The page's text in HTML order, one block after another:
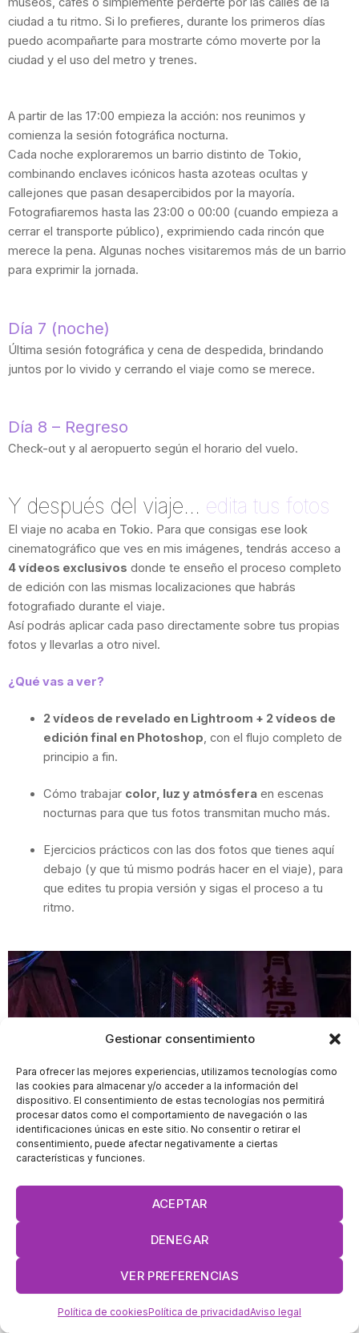
Gestionar consentimiento
Para ofrecer las mejores experiencias, utilizamos tecnologías como
las cookies para almacenar y/o acceder a la información del
dispositivo. El consentimiento de estas tecnologías nos permitirá
procesar datos como el comportamiento de navegación o las
identificaciones únicas en este sitio. No consentir o retirar el
consentimiento, puede afectar negativamente a ciertas
características y funciones.
ACEPTAR
DENEGAR
VER PREFERENCIAS
Política de cookiesPolítica de privacidadAviso legal
ciudad a tu ritmo. Si lo prefieres, durante los primeros días
puedo acompañarte para mostrarte cómo moverte por la
ciudad y el uso del metro y trenes.
A partir de las 17:00 empieza la acción: nos reunimos y
comienza la sesión fotográfica nocturna.
Cada noche exploraremos un barrio distinto de Tokio,
combinando enclaves icónicos hasta azoteas ocultas y
callejones que pasan desapercibidos por la mayoría.
Fotografiaremos hasta las 23:00 o 00:00 (cuando empieza a
cerrar el transporte público), exprimiendo cada rincón que
merece la pena. Algunas noches visitaremos más de un barrio
para exprimir la jornada.
Día 7 (noche)
Última sesión fotográfica y cena de despedida, brindando
juntos por lo vivido y cerrando el viaje como se merece.
Día 8 – Regreso
Check-out y al aeropuerto según el horario del vuelo.
Y después del viaje... edita tus fotos
El viaje no acaba en Tokio. Para que consigas ese look
cinematográfico que ves en mis imágenes, tendrás acceso a
4 vídeos exclusivos donde te enseño el proceso completo
de edición con las mismas localizaciones que habrás
fotografiado durante el viaje.
Así podrás aplicar cada paso directamente sobre tus propias
fotos y llevarlas a otro nivel.
¿Qué vas a ver?
2 vídeos de revelado en Lightroom + 2 vídeos de
edición final en Photoshop, con el flujo completo de
principio a fin.
Cómo trabajar color, luz y atmósferaen escenas
nocturnas para que tus fotos transmitan mucho más.
Ejercicios prácticos con las dos fotos que tienes aquí
debajo (y que tú mismo podrás hacer en el viaje), para
que edites tu propia versión y sigas el proceso a tu
ritmo.